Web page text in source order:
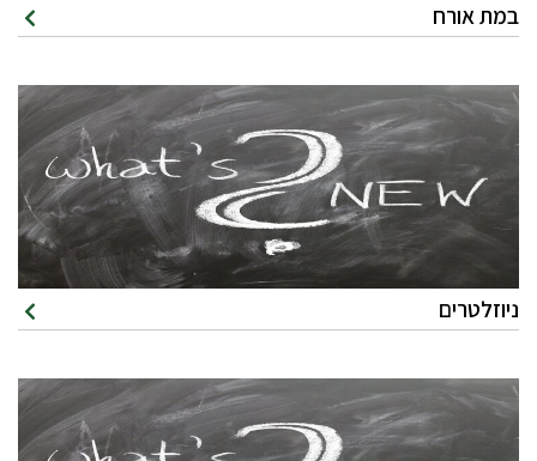
במת אורח
ניוזלטרים